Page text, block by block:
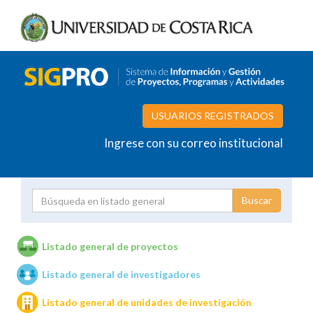
USUARIOS REGISTRADOS
Ingrese con su correo institucional
Unidades de investigación
Listado general de proyectos
Listado general de investigadores
Listado general de unidades de investigación